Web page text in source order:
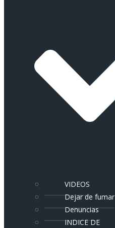
VIDEOS
Dejar de fumar
Denuncias
INDICE DE